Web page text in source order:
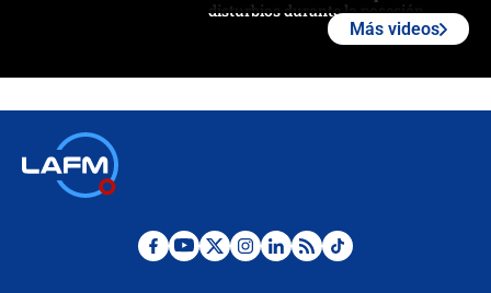
disturbios durante la posesión
Las seis de las 6 con Juan Lozano |
Más videos